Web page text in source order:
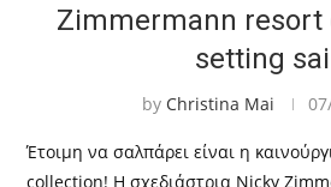
Zimmermann resort
setting
by Christina Mai
Έτοιμη να σαλπάρει είναι η
collection! Η σχεδιάστρια Nicky